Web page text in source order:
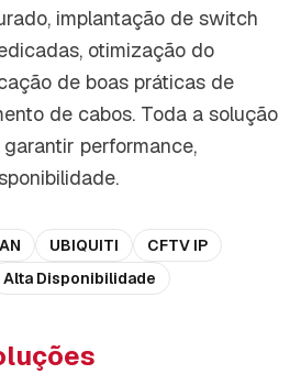
implantação de switch
otimização do
de boas práticas de
de cabos. Toda a solução
performance,
UBIQUITI
CFTV IP
Alta Disponibilidade